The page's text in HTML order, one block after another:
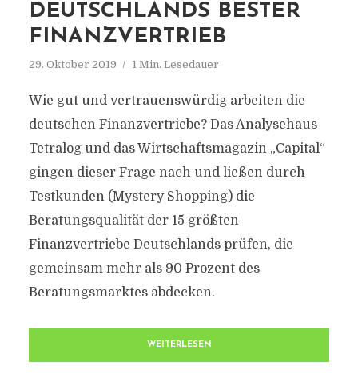
DEUTSCHLANDS BESTER
FINANZVERTRIEB
29. Oktober 2019 1 Min. Lesedauer
Wie gut und vertrauenswürdig arbeiten die
deutschen Finanzvertriebe? Das Analysehaus
Tetralog und das Wirtschaftsmagazin „Capital“
gingen dieser Frage nach und ließen durch
Testkunden (Mystery Shopping) die
Beratungsqualität der 15 größten
Finanzvertriebe Deutschlands prüfen, die
gemeinsam mehr als 90 Prozent des
Beratungsmarktes abdecken.
WEITERLESEN